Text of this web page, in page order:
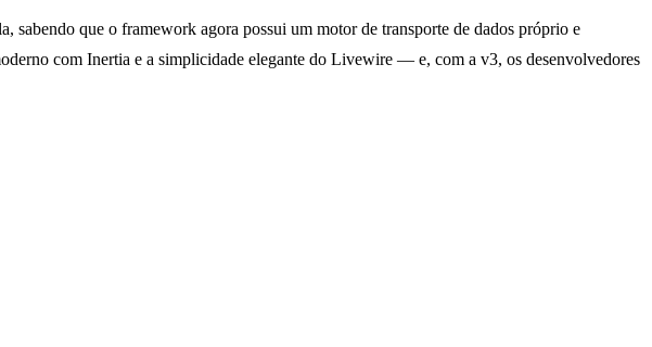
sabendo que o framework agora possui um motor de transporte de dados próprio e
com Inertia e a simplicidade elegante do Livewire — e, com a v3, os desenvolvedores